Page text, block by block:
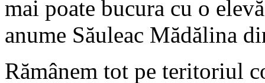
mai poate bucura cu o
anume Săuleac Mădălina
Rămânem tot pe teritoriul